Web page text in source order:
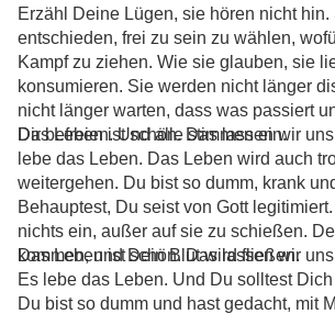
Erzähl Deine Lügen, sie hören nicht hin.
entschieden, frei zu sein zu wählen,
Kampf zu ziehen. Wie sie glauben, sie
konsumieren. Sie werden nicht länger
nicht länger warten, dass was passiert
Dir befreien. Und alle stimmen ein.
Das Leben ist schön. Das lassen wir
lebe das Leben. Das Leben wird auch
weitergehen. Du bist so dumm, krank
Behauptest, Du seist von Gott
nichts ein, außer auf sie zu schießen.
kommen, und Dein Blut wird fließen.
Das Leben ist schön. Das lassen wir
Es lebe das Leben. Und Du solltest
Du bist so dumm und hast gedacht, mit